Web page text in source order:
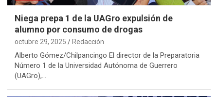
Niega prepa 1 de la UAGro expulsión de
alumno por consumo de drogas
octubre 29, 2025 Redacción
Alberto Gómez/Chilpancingo El director de la Preparatoria
Número 1 de la Universidad Autónoma de Guerrero
(UAGro),…